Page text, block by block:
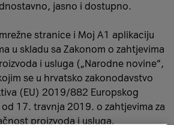
jasno i dostupno.
stranice i Moj A1 aplikaciju
u skladu sa Zakonom o zahtjevima
i usluga („Narodne novine“,
se u hrvatsko zakonodavstvo
(EU) 2019/882 Europskog
17. travnja 2019. o zahtjevima za
proizvoda i usluga.